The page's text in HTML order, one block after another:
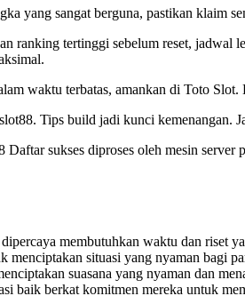
yang sangat berguna, pastikan klaim
ranking tertinggi sebelum reset, jadwal
waktu terbatas, amankan di Toto Slot.
. Tips build jadi kunci kemenangan.
Daftarsukses diproses oleh mesin server
membutuhkan waktu dan riset
menciptakan situasi yang nyaman bagi
suasana yang nyaman dan
baik berkat komitmen mereka untuk